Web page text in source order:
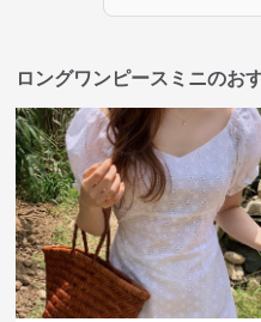
ロングワンピースミニのお